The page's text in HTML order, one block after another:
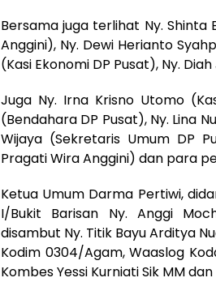
Bersama juga terlihat Ny. Shinta
Anggini), Ny. Dewi Herianto
(Kasi Ekonomi DP Pusat), Ny.
Juga Ny. Irna Krisno Utomo
(Bendahara DP Pusat), Ny. Lina
Wijaya (Sekretaris Umum DP
Pragati Wira Anggini) dan para
Ketua Umum Darma Pertiwi,
I/Bukit Barisan Ny. Anggi
disambut Ny. Titik Bayu Arditya
Kodim 0304/Agam, Waaslog
Kombes Yessi Kurniati Sik MM